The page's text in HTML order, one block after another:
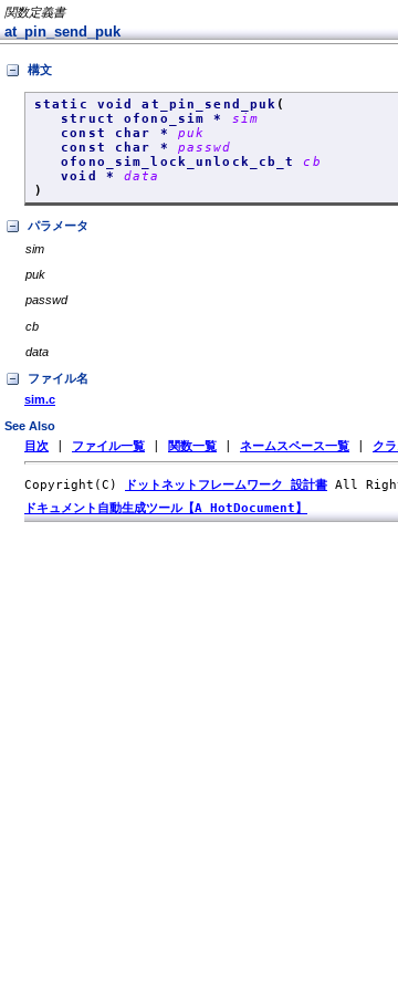
関数定義書
at_pin_send_puk
構文
static void at_pin_send_puk (
struct ofono_sim * sim
const char * puk
const char * passwd
ofono_sim_lock_unlock_cb_tcb
void *data
)
パラメータ
sim
puk
passwd
cb
data
ファイル名
sim.c
See Also
目次 ファイル一覧 関数一覧 ネームスペース一覧 ク
Copyright(C) ドットネットフレームワーク 設計書 All Right
ドキュメント自動生成ツール【A HotDocument】